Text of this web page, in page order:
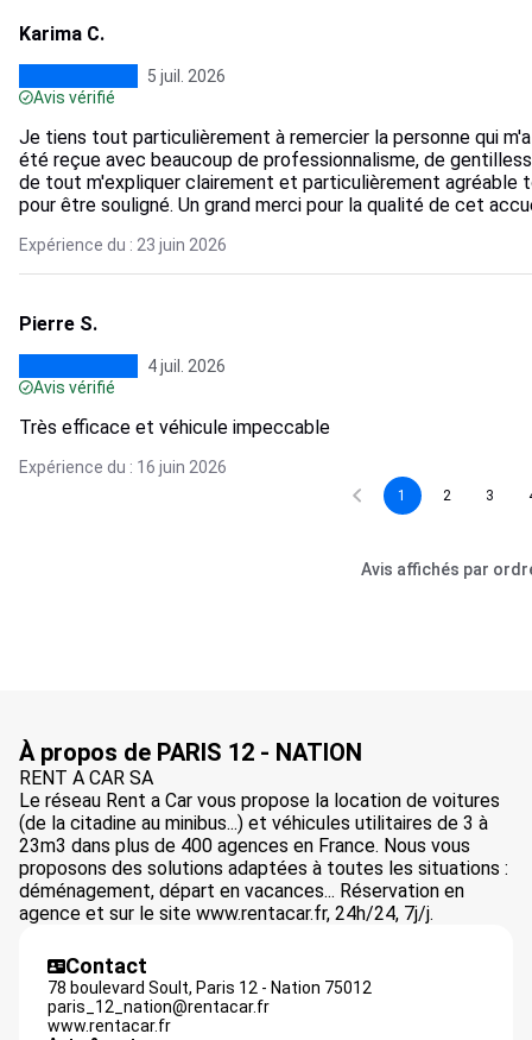
Karima C.
5 juil. 2026
Avis vérifié
Je tiens tout particulièrement à remercier la personne qui
été reçue avec beaucoup de professionnalisme, de
de tout m'expliquer clairement et particulièrement agréable
pour être souligné. Un grand merci pour la qualité de cet
Expérience du : 23 juin 2026
Pierre S.
4 juil. 2026
Avis vérifié
Très efficace et véhicule impeccable
Expérience du : 16 juin 2026
1 2 3
Avis affichés par
À propos de PARIS 12 - NATION
RENT A CAR SA
Le réseau Rent a Car vous propose la location de voitures
(de la citadine au minibus...) et véhicules utilitaires de 3 à
23m3 dans plus de 400 agences en France. Nous vous
proposons des solutions adaptées à toutes les situations :
déménagement, départ en vacances... Réservation en
agence et sur le site www.rentacar.fr, 24h/24, 7j/j.
Contact
78 boulevard Soult, Paris 12 - Nation 75012
paris_12_nation@rentacar.fr
www.rentacar.fr